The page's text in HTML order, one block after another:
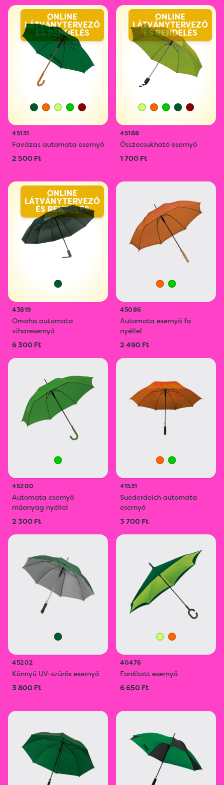
ONLINE
LÁTVÁNYTERVEZŐ
ÉS RENDELÉS
45131
Favázas automata esernyő
2 500 Ft
ONLINE
LÁTVÁNYTERVEZŐ
ÉS RENDELÉS
45188
Összecsukható esernyő
1 700 Ft
ONLINE
LÁTVÁNYTERVEZŐ
ÉS RENDELÉS
43819
Omaha automata
viharesernyő
6 300 Ft
45086
Automata esernyő fa
nyéllel
2 490 Ft
45200
Automata esernyő
műanyag nyéllel
2 300 Ft
41531
Suederdeich automata
esernyő
3 700 Ft
45202
Könnyű UV-szűrős esernyő
3 800 Ft
40476
Fordított esernyő
6 650 Ft